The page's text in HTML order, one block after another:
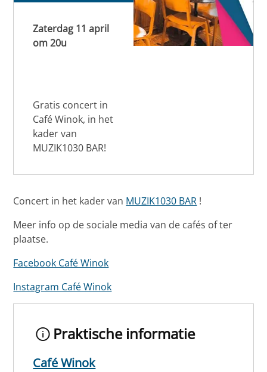
Zaterdag 11 april
om 20u
Gratis concert in
Café Winok, in het
kader van
MUZIK1030 BAR!
Concert in het kader van MUZIK1030 BAR !
Meer info op de sociale media van de cafés of ter
plaatse.
Facebook Café Winok
Instagram Café Winok
Praktische informatie
Café Winok